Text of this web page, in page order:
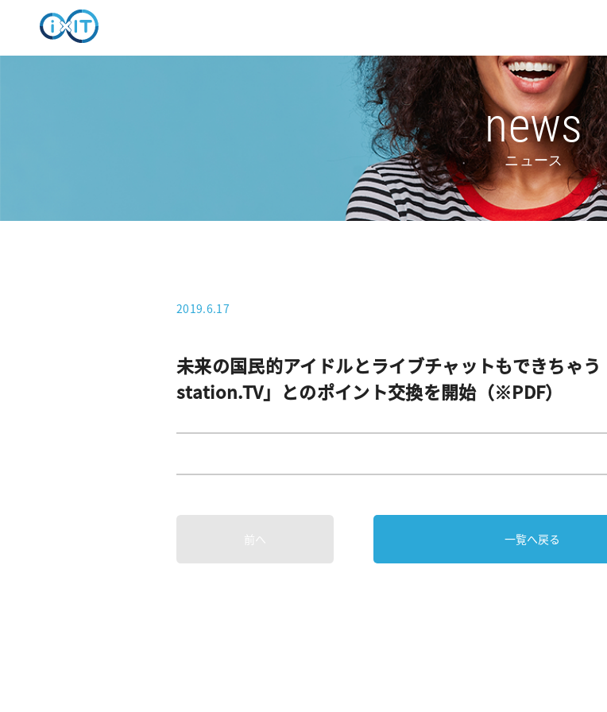
news
ニュース
2019.6.17
未来の国民的アイドルとライブチャットもできちゃ
station.TV」とのポイント交換を開始（※PDF）
前へ 一覧へ戻る